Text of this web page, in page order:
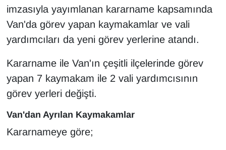
imzasıyla yayımlanan kararname kapsamında
Van'da görev yapan kaymakamlar ve vali
yardımcıları da yeni görev yerlerine atandı.
Kararname ile Van'ın çeşitli ilçelerinde görev
yapan 7 kaymakam ile 2 vali yardımcısının
görev yerleri değişti.
Van'dan Ayrılan Kaymakamlar
Kararnameye göre;
KURDÎ
MAGAZİN
MEDYA
ONE EKONOMİ
POLİTİKA